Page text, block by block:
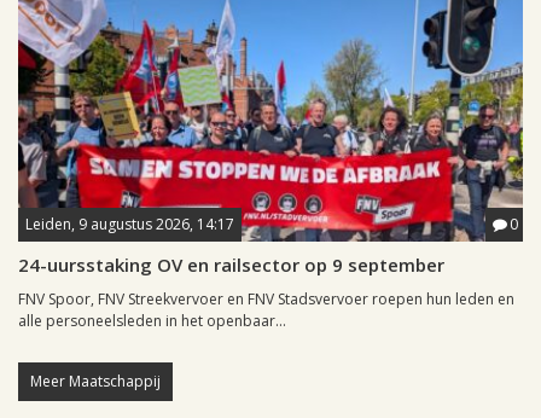
Leiden, 9 augustus 2026, 14:17 0
24-uursstaking OV en railsector op 9 september
FNV Spoor, FNV Streekvervoer en FNV Stadsvervoer roepen hun leden en
alle personeelsleden in het openbaar...
Meer Maatschappij